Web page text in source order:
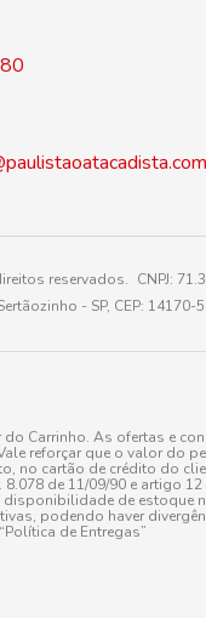
reservados. CNPJ:
- SP, CEP: 14170-
Carrinho. As ofertas e
reforçar que o valor do
no cartão de crédito do
de 11/09/90 e artigo 12
de estoque
podendo haver
de Entregas”